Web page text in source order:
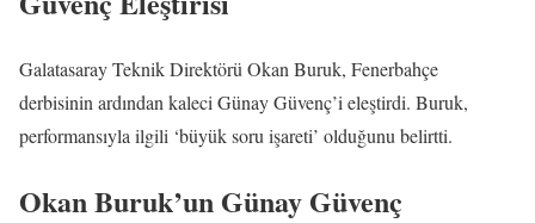
Galatasaray Teknik Direktörü Okan Buruk, Fenerbahçe
derbisinin ardından kaleci Günay Güvenç’i eleştirdi. Buruk,
performansıyla ilgili ‘büyük soru işareti’ olduğunu belirtti.
Okan Buruk’un Günay Güvenç